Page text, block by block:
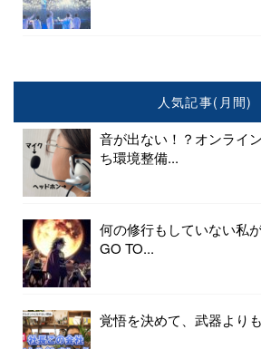
人気記事(月間)
音が出ない！？オンライ
ち環境整備...
何の修行もしていない私
GO TO...
覚悟を決めて、武器より